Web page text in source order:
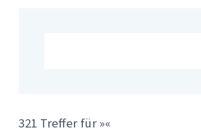
321 Treffer für »«